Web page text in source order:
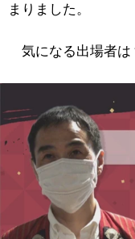
まりました。
気になる出場者は